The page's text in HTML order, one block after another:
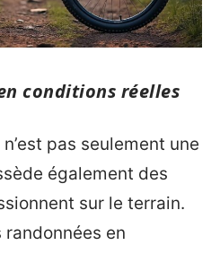
conditions réelles
pas seulement une
également des
sur le terrain.
en